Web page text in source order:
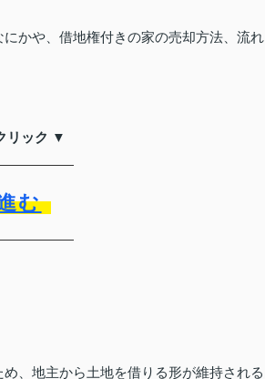
かや、借地権付きの家の売却方法、流れ
リック ▼
む
、地主から土地を借りる形が維持される